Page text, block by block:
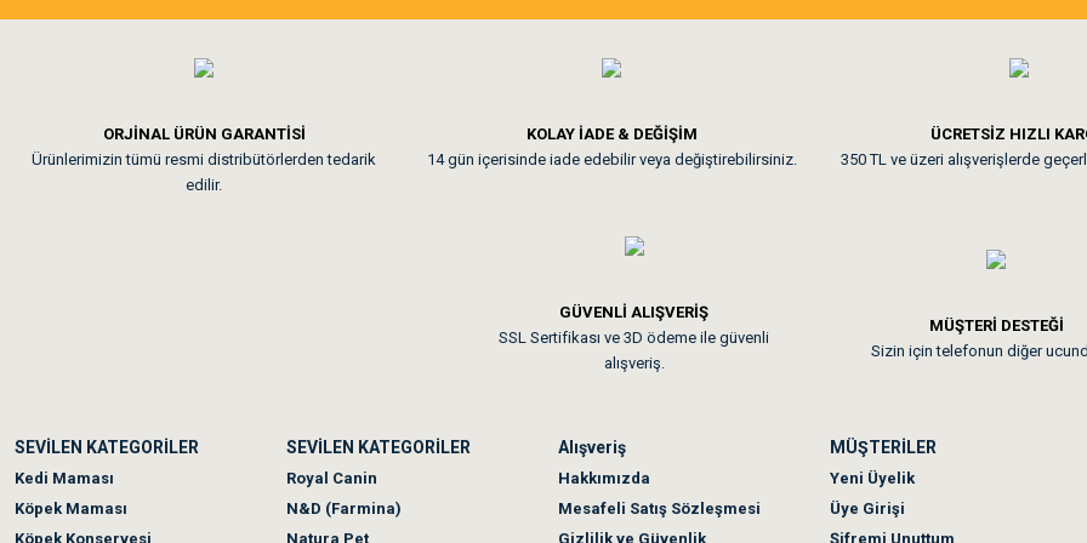
Tavşanım kafesinin kalitesine ve paketlemesine bayıldım Pamuk için aradığım tüm
Kedilerim beğeniyorlar. Memnunuz. Uygun fiyatta olması iyi.
Akşam verdiğim sipariş bir sonraki gün elime ulaştı. Jack russell köpeğim severek yedi. Tüy
ORJİNAL ÜRÜN GARANTİSİ
Ürünlerimizin tümü resmi distribütörlerden tedarik
edilir.
KOLAY İADE & DEĞİŞİM
14 gün içerisinde iade edebilir veya değiştirebilirsiniz.
ÜCRETSİZ HIZLI
350 TL ve üzeri alışverişlerde
GÜVENLİ ALIŞVERİŞ
SSL Sertifikası ve 3D ödeme ile güvenli
alışveriş.
MÜŞTERİ DESTEĞİ
Sizin için telefonun diğer
SEVİLEN KATEGORİLER
Kedi Maması
Köpek Maması
Köpek Konservesi
SEVİLEN KATEGORİLER
Royal Canin
N&D (Farmina)
Natura Pet
Alışveriş
Hakkımızda
Mesafeli Satış Sözleşmesi
Gizlilik ve Güvenlik
MÜŞTERİLER
Yeni Üyelik
Üye Girişi
Şifremi Unuttum